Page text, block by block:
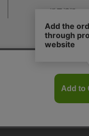
採用情報